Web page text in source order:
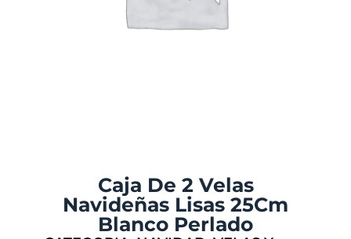
Caja De 2 Velas
Navideñas Lisas 25Cm
Blanco Perlado